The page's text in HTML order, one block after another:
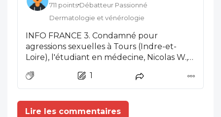
711 points Débatteur Passionné
Dermatologie et vénérologie
INFO FRANCE 3. Condamné pour
agressions sexuelles à Tours (Indre-et-
Loire), l'étudiant en médecine, Nicolas W.,
rentrée à la Faculté de santé de Toulouse
(Haute-Garonne). Son arrivée comme
interne au CHU de Purpan soulève de
nombreuses interrogations. Les institutions
1
Lire les commentaires